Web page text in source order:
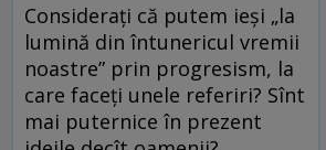
Considerați că putem ieși „la
lumină din întunericul vremii
noastre” prin progresism, la
care faceți unele referiri? Sînt
mai puternice în prezent